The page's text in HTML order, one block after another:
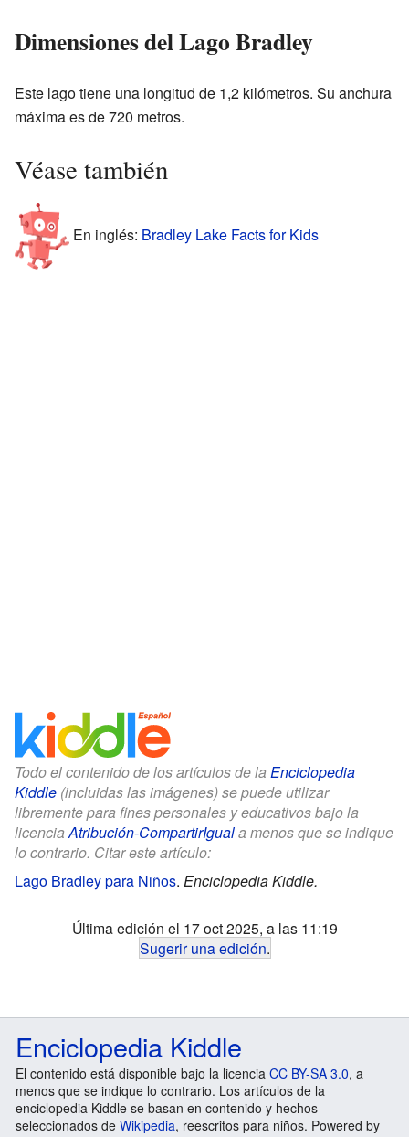
Dimensiones del Lago Bradley
Este lago tiene una longitud de 1,2 kilómetros. Su anchura
máxima es de 720 metros.
Véase también
En inglés: Bradley Lake Facts for Kids
Todo el contenido de los artículos de la Enciclopedia
Kiddle (incluidas las imágenes) se puede utilizar
libremente para fines personales y educativos bajo la
licenciaAtribución-CompartirIguala menos que se indique
lo contrario. Citar este artículo:
Lago Bradley para Niños. Enciclopedia Kiddle.
Última edición el 17 oct 2025, a las 11:19
Sugerir una edición.
Enciclopedia Kiddle
El contenido está disponible bajo la licencia CC BY-SA 3.0, a
menos que se indique lo contrario. Los artículos de la
enciclopedia Kiddle se basan en contenido y hechos
seleccionados de Wikipedia, reescritos para niños. Powered by